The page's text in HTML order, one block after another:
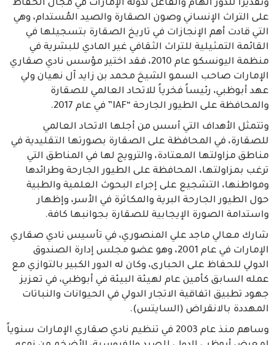
وتقديراً للدور الهام والفاعل لدولة الإمارات في مجال الحفاظ
على التراث الإنساني وصون الصقارة والصيد المُستدام، وهي
التي قادت أهم الإنجازات في تاريخ الصقارة بتسجيلها في
القائمة التمثيلية للتراث الثقافي غير المادي للبشرية في
منظمة اليونسكو عام 2010، فقد اختير مؤسس نادي صقاري
الإمارات صاحب السمو الشيخ محمد بن زايد آل نهيان ولي
عهد أبوظبي، رئيساً فخرياً للاتحاد العالمي للصقارة
والمحافظة على الطيور الجارحة “IAF” في عام 2017.
وتتمثل الأهداف التي أسس من أجلها الاتحاد العالمي
للصقارة، في المحافظة على الصقارة بصورتها التقليدية في
مناطق مزاولتها المعتادة، والترويج لها في المناطق التي
ترغب بمزاولتها، المحافظة على الطيور الجارحة وطرائدها
ومواطنها، التشجيع على إجراء البحوث العلمية والطبية
حول الطيور الجارحة البرية والمكاثرة في الأسر، وإظهار
واستدامة الصورة الإيجابية للصقارة بجوانبها كافة.
شارك معالي ماجد علي المنصوري، في تأسيس نادي صقاري
الإمارات في عام 2001، وهو عضو مجلس إدارة الصندوق
الدولي للحفاظ على الحبارى، وكان له الدور الكبير بالتوازي مع
عمله السابق كأمين عام لهيئة البيئة في أبوظبي، في تعزيز
جهود تطبيق اتفاقية الاتجار الدولي في الحيوانات والنباتات
المهددة بالانقراض (السايتس).
وساهم منذ عام 2003 في تنظيم نادي صقاري الإمارات سنوياً